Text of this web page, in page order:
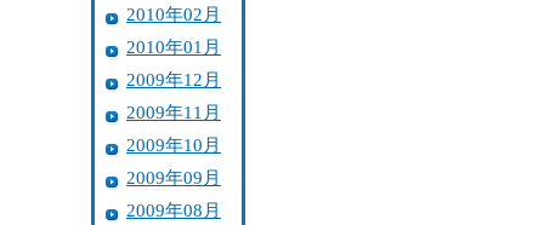
2010年02月
2010年01月
2009年12月
2009年11月
2009年10月
2009年09月
2009年08月